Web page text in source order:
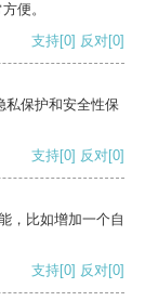
便。
支持[0] 反对[0]
私保护和安全性保
支持[0] 反对[0]
，比如增加一个自
支持[0] 反对[0]